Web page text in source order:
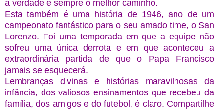
a verdade é sempre o melhor caminho.
Esta também é uma história de 1946, ano de um
campeonato fantástico para o seu amado time, o San
Lorenzo. Foi uma temporada em que a equipe não
sofreu uma única derrota e em que aconteceu a
extraordinária partida de que o Papa Francisco
jamais se esquecerá.
Lembranças divinas e histórias maravilhosas da
infância, dos valiosos ensinamentos que recebeu da
família, dos amigos e do futebol, é claro. Compartilhe